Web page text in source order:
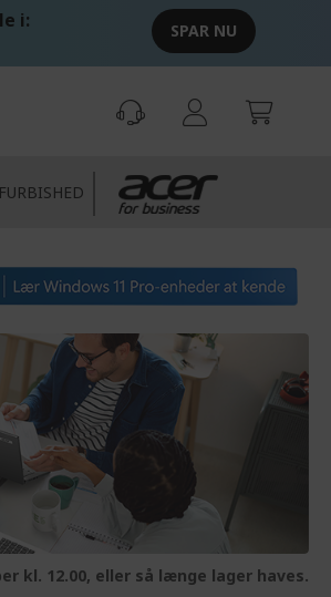
i:
SPAR NU
kl. 12.00, eller så længe lager haves.